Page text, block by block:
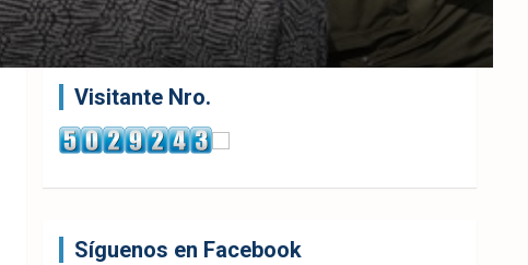
Visitante Nro.
Síguenos en Facebook